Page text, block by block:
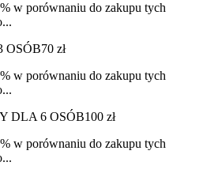
w porównaniu do zakupu tych
OSÓB70 zł
w porównaniu do zakupu tych
DLA 6 OSÓB100 zł
w porównaniu do zakupu tych